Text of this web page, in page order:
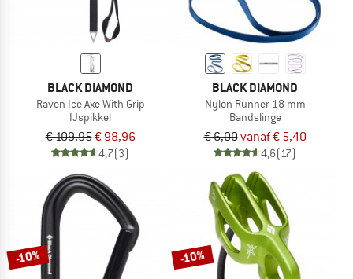
BLACK DIAMOND
Raven Ice Axe With Grip
IJspikkel
€ 109,95€ 98,96
4,7(3)
BLACK DIAMOND
Nylon Runner 18 mm
Bandslinge
€ 6,00vanaf € 5,40
4,6(17)
-10% -10%